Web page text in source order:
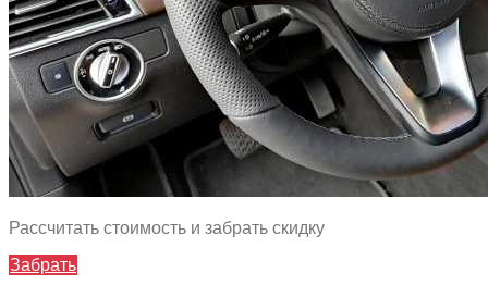
Рассчитать стоимость и забрать скидку
Забрать